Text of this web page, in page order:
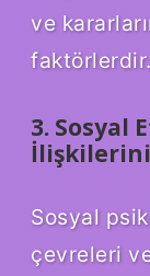
ve
faktörlerdir.
3. Sosyal
Sosyal
çevreleri